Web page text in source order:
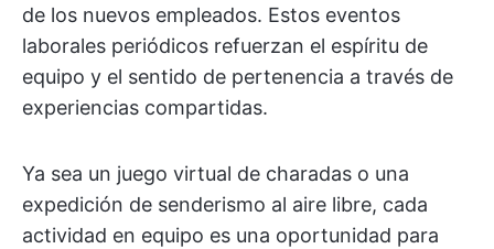
de los nuevos empleados. Estos eventos
laborales periódicos refuerzan el espíritu de
equipo y el sentido de pertenencia a través de
experiencias compartidas.
Ya sea un juego virtual de charadas o una
expedición de senderismo al aire libre, cada
actividad en equipo es una oportunidad para